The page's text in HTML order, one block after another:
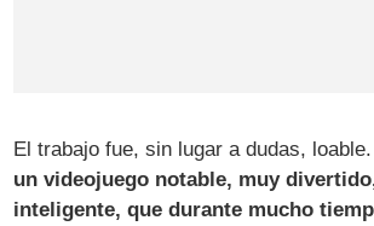
El trabajo fue, sin lugar a dudas, loable.
un videojuego notable, muy
inteligente, que durante mucho